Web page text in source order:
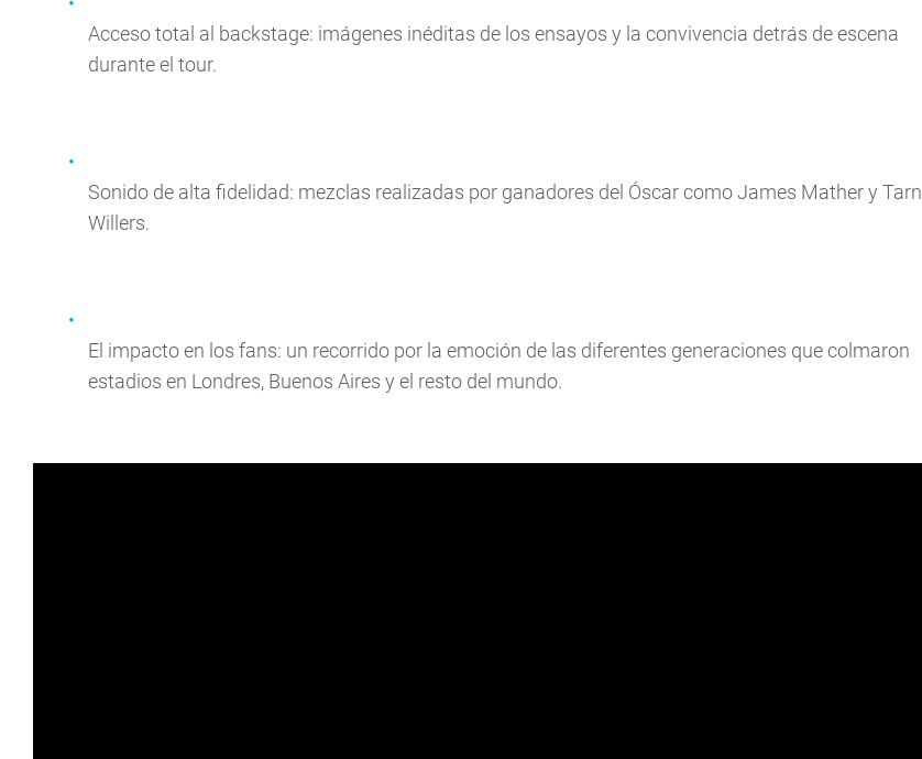
Acceso total al backstage: imágenes inéditas de los ensayos y la convivencia detrás de escena
durante el tour.
Sonido de alta fidelidad: mezclas realizadas por ganadores del Óscar como James Mather y Tarn
Willers.
El impacto en los fans: un recorrido por la emoción de las diferentes generaciones que colmaron
estadios en Londres, Buenos Aires y el resto del mundo.